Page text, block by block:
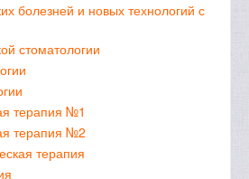
болезней и новых технологий с
стоматологии
терапия №1
терапия №2
терапия